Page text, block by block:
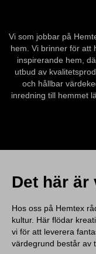
Vi som jobbar på
hem. Vi brinner för att
inspirerande hem,
utbud av
och hållbar
inredning till hemmet
Det här är
Hos oss på Hemtex
kultur. Här flödar
vi för att leverera
värdegrund består av